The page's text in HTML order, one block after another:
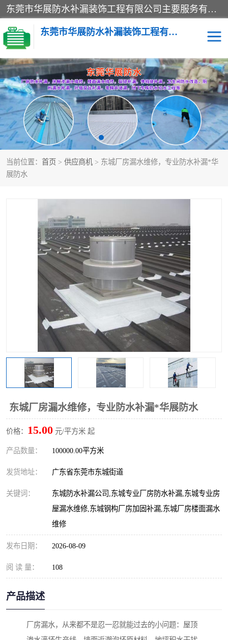
东莞市华展防水补漏装饰工程有限公司主要服务有：东莞防水补漏，东莞厂房防水补漏，东莞房屋渗漏水维修，楼面漏水维修，裂缝补漏，伸缩缝补漏，卫生间防水改造，厕所漏水补漏，外墙窗台补漏，电梯井堵漏，地下车库防水引水工程等
东莞市华展防水补漏装饰工程有限公司
当前位置： 首页 > 供应商机 > 东城厂房漏水维修，专业防水补漏*华
展防水
东城厂房漏水维修，专业防水补漏*华展防水
价格： 15.00 元/平方米 起
产品数量： 100000.00平方米
发货地址： 广东省东莞市东城街道
关键词：
东城防水补漏公司,东城专业厂房防水补漏,东城专业房
屋漏水维修,东城钢构厂房加固补漏,东城厂房楼面漏水
维修
发布日期： 2026-08-09
阅 读 量： 108
产品描述
厂房漏水，从来都不是忍一忍就能过去的小问题：屋顶
楼面防水补漏 外墙防水补漏
阳台卫生间防水补漏 地下室防水补漏
金属房搭建及补漏